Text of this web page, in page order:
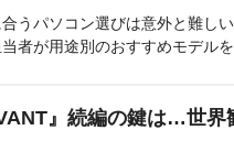
合うパソコン選びは意外と難し
者が用途別のおすすめモデルを
』続編の鍵は…世